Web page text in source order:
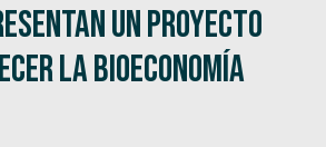
un proyecto
la bioeconomía